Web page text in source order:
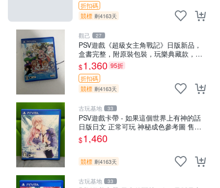
折扣碼
競標 剩4163天
觀己 27
PSV遊戲《超級女主角戰記》日版新品，
盒書完整，附原裝包裝，玩樂典藏款，成
就全開任你挑戰 超級女主角戰記 PSV 游
戲 日版 成就全開 DLC 全通角色
$1,360 95折
折扣碼
競標 剩4163天
古玩基地 33
PSV遊戲卡帶 - 如果這個世界上有神的話
日版日文 正常可玩 神秘成色參考圖 售後
不退 如果這是你想找的游戲 請先查看照片
確認狀態 再下單購買哦 日
$1,460
競標 剩4163天
古玩基地 33